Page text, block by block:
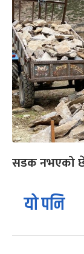
सडक नभएको
यो पनि